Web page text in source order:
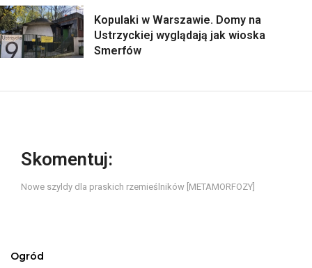
Kopulaki w Warszawie. Domy na
Ustrzyckiej wyglądają jak wioska
Smerfów
Skomentuj:
Nowe szyldy dla praskich rzemieślników [METAMORFOZY]
Ogród